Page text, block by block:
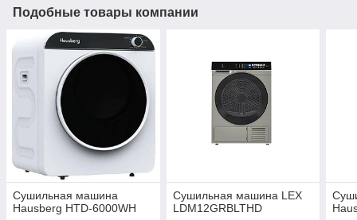
Подобные товары компании
Сушильная машина
Hausberg HTD-6000WH
Сушильная машина LEX
LDM12GRBLTHD